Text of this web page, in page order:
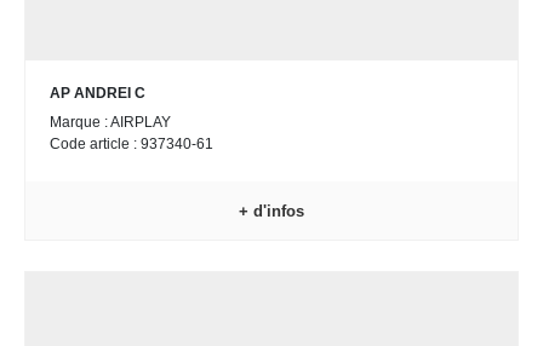
AP ANDREI C
Marque : AIRPLAY
Code article : 937340-61
+ d'infos